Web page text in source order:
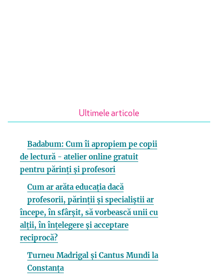
Ultimele articole
Badabum: Cum îi apropiem pe copii
de lectură - atelier online gratuit
pentru părinți și profesori
Cum ar arăta educația dacă
profesorii, părinții și specialiștii ar
începe, în sfârșit, să vorbească unii cu
alții, în înțelegere și acceptare
reciprocă?
Turneu Madrigal și Cantus Mundi la
Constanța